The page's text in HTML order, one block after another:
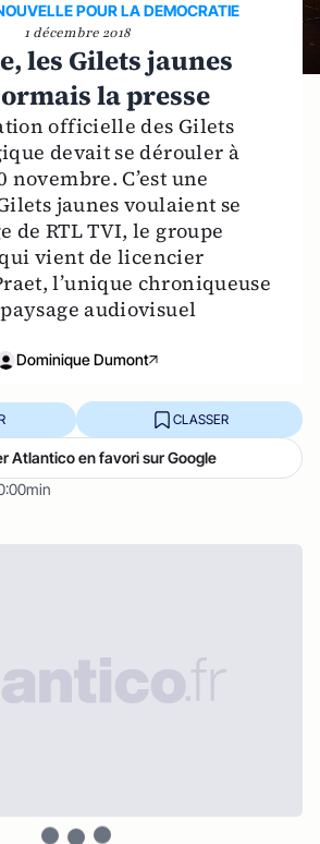
POUR LA DEMOCRATIE
1 décembre 2018
les Gilets jaunes
la presse
officielle des Gilets
devait se dérouler à
novembre. C’est une
jaunes voulaient se
de RTL TVI, le groupe
vient de licencier
l’unique chroniqueuse
audiovisuel
Dominique Dumont
CLASSER
Atlantico en favori sur Google